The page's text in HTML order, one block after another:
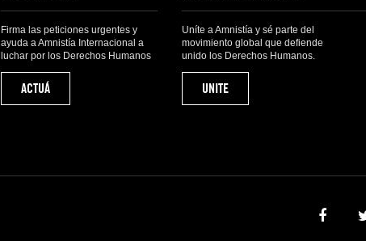
Firma las peticiones urgentes y
ayuda a Amnistía Internacional a
luchar por los Derechos Humanos
ACTUÁ
Uníte a Amnistía y sé parte del
movimiento global que defiende
unido los Derechos Humanos.
UNITE